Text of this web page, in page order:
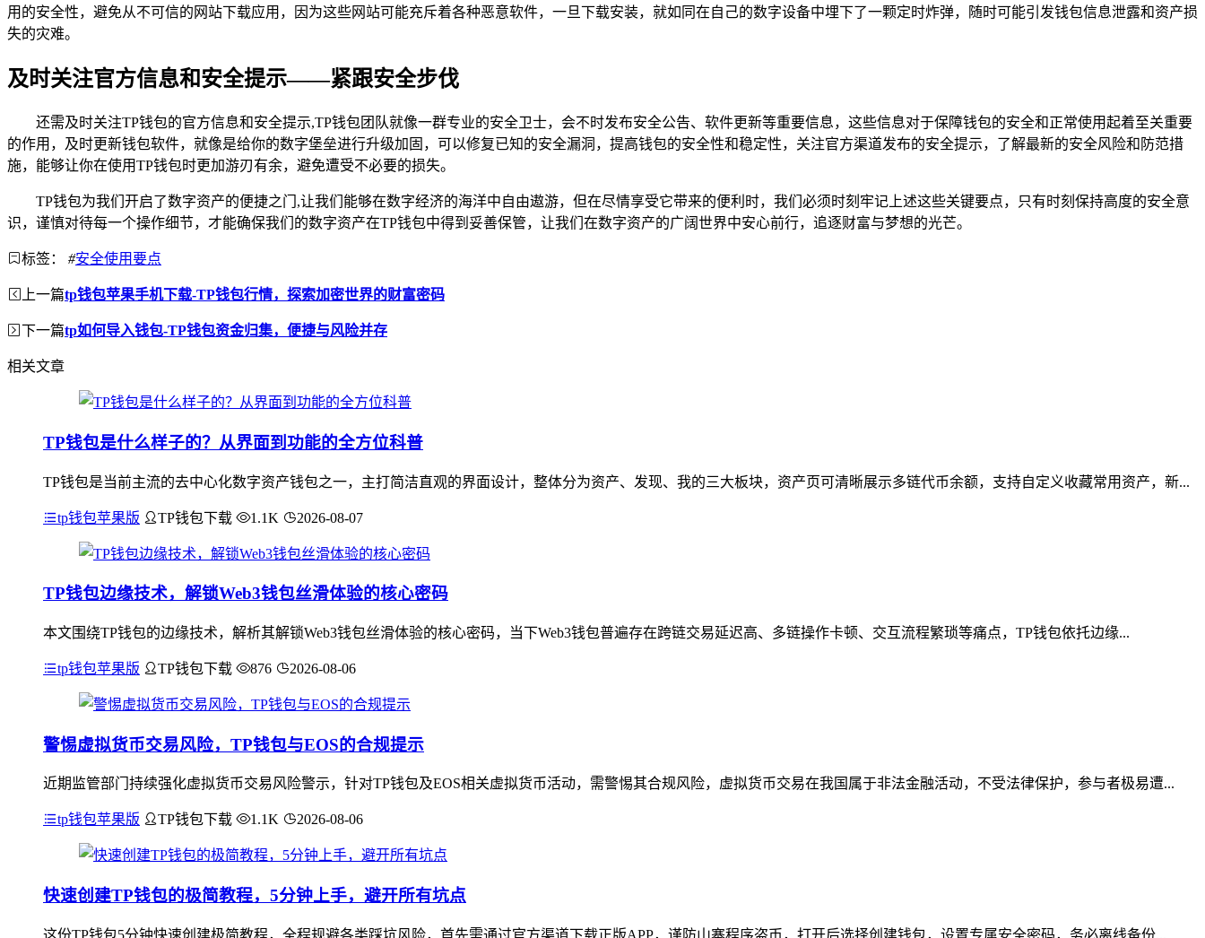
用的安全性，避免从不可信的网站下载应用，因为这些网站可能充斥着各种恶意软件，一旦下载安装，就如同在自己的数字设备中埋下了一颗定时炸弹，随时可能引发钱包信息泄露和资产损
失的灾难。
及时关注官方信息和安全提示——紧跟安全步伐
还需及时关注TP钱包的官方信息和安全提示,TP钱包团队就像一群专业的安全卫士，会不时发布安全公告、软件更新等重要信息，这些信息对于保障钱包的安全和正常使用起着至关重要
的作用，及时更新钱包软件，就像是给你的数字堡垒进行升级加固，可以修复已知的安全漏洞，提高钱包的安全性和稳定性，关注官方渠道发布的安全提示，了解最新的安全风险和防范措
施，能够让你在使用TP钱包时更加游刃有余，避免遭受不必要的损失。
TP钱包为我们开启了数字资产的便捷之门,让我们能够在数字经济的海洋中自由遨游，但在尽情享受它带来的便利时，我们必须时刻牢记上述这些关键要点，只有时刻保持高度的安全意
识，谨慎对待每一个操作细节，才能确保我们的数字资产在TP钱包中得到妥善保管，让我们在数字资产的广阔世界中安心前行，追逐财富与梦想的光芒。
标签： #安全使用要点
上一篇tp钱包苹果手机下载-TP钱包行情，探索加密世界的财富密码
下一篇tp如何导入钱包-TP钱包资金归集，便捷与风险并存
相关文章
TP钱包是什么样子的？从界面到功能的全方位科普
TP钱包是当前主流的去中心化数字资产钱包之一，主打简洁直观的界面设计，整体分为资产、发现、我的三大板块，资产页可清晰展示多链代币余额，支持自定义收藏常用资产，新...
tp钱包苹果版 TP钱包下载 1.1K 2026-08-07
TP钱包边缘技术，解锁Web3钱包丝滑体验的核心密码
本文围绕TP钱包的边缘技术，解析其解锁Web3钱包丝滑体验的核心密码，当下Web3钱包普遍存在跨链交易延迟高、多链操作卡顿、交互流程繁琐等痛点，TP钱包依托边缘...
tp钱包苹果版 TP钱包下载 876 2026-08-06
警惕虚拟货币交易风险，TP钱包与EOS的合规提示
近期监管部门持续强化虚拟货币交易风险警示，针对TP钱包及EOS相关虚拟货币活动，需警惕其合规风险，虚拟货币交易在我国属于非法金融活动，不受法律保护，参与者极易遭...
tp钱包苹果版 TP钱包下载 1.1K 2026-08-06
快速创建TP钱包的极简教程，5分钟上手，避开所有坑点
这份TP钱包5分钟快速创建极简教程，全程规避各类踩坑风险，首先需通过官方渠道下载正版APP，谨防山寨程序盗币，打开后选择创建钱包，设置专属安全密码，务必离线备份...